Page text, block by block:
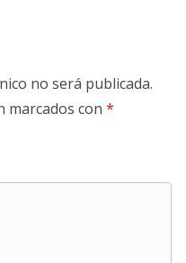
no será publicada.
marcados con *